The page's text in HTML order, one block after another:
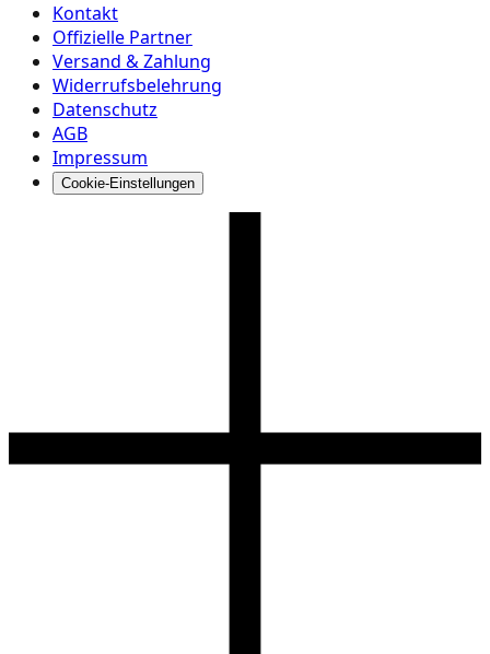
Kontakt
Offizielle Partner
Versand & Zahlung
Widerrufsbelehrung
Datenschutz
AGB
Impressum
Cookie-Einstellungen